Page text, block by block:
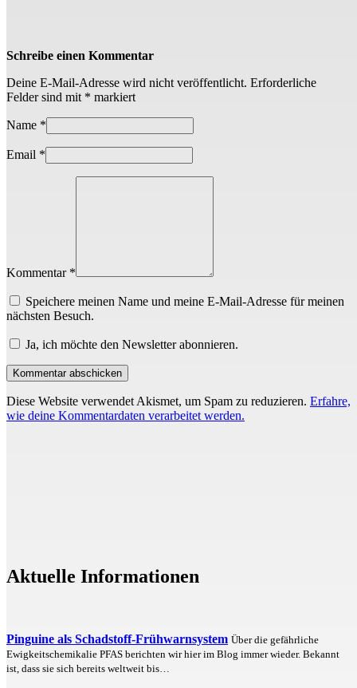
Schreibe einen Kommentar
Deine E-Mail-Adresse wird nicht veröffentlicht. Erforderliche
Felder sind mit * markiert
Name *
Email *
Kommentar *
Speichere meinen Name und meine E-Mail-Adresse für meinen
nächsten Besuch.
Ja, ich möchte den Newsletter abonnieren.
Diese Website verwendet Akismet, um Spam zu reduzieren. Erfahre,
wie deine Kommentardaten verarbeitet werden.
Aktuelle Informationen
Pinguine als Schadstoff-Frühwarnsystem Über die gefährliche
Ewigkeitschemikalie PFAS berichten wir hier im Blog immer wieder. Bekannt
ist, dass sie sich bereits weltweit bis…